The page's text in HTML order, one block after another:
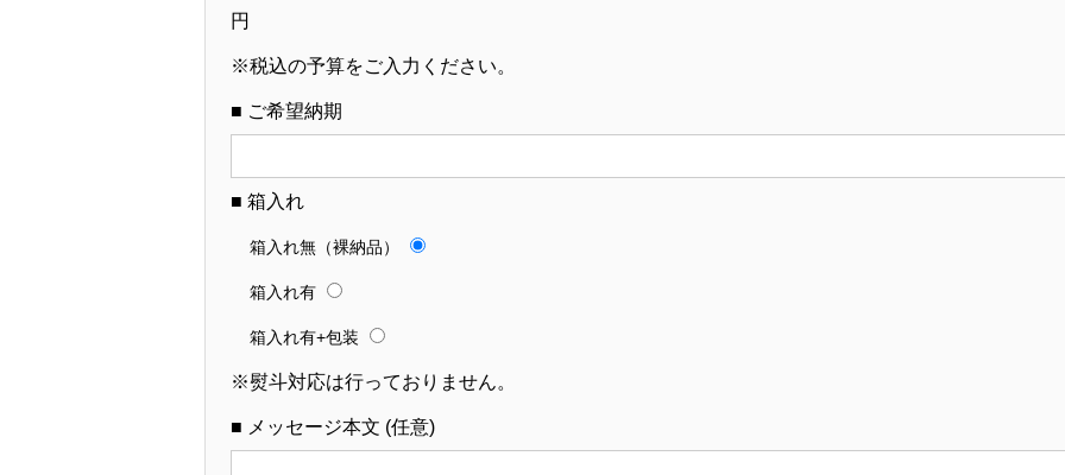
円
※税込の予算をご入力ください。
■ ご希望納期
■ 箱入れ
箱入れ無（裸納品）
箱入れ有
箱入れ有+包装
※熨斗対応は行っておりません。
■ メッセージ本文 (任意)